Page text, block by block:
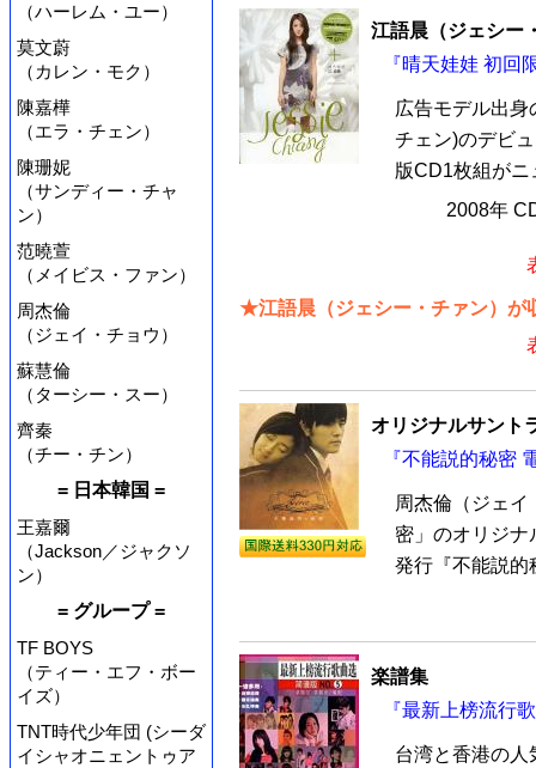
（ハーレム・ユー）
莫文蔚
（カレン・モク）
陳嘉樺
（エラ・チェン）
陳珊妮
（サンディー・チャ
ン）
范曉萱
（メイビス・ファン）
周杰倫
（ジェイ・チョウ）
蘇慧倫
（ターシー・スー）
齊秦
（チー・チン）
= 日本韓国 =
王嘉爾
（Jackson／ジャクソ
ン）
= グループ =
TF BOYS
（ティー・エフ・ボー
イズ）
TNT時代少年団 (シーダ
イシャオニェントゥア
江語晨（ジェシー
『晴天娃娃 初回
広告モデル出身
チェン)のデビ
版CD1枚組がニ
2008年
★江語晨（ジェシー・チァン）が
オリジナルサント
『不能説的秘密
周杰倫（ジェ
密」のオリジナ
発行『不能説的
楽譜集
『最新上榜流行
台湾と香港の人